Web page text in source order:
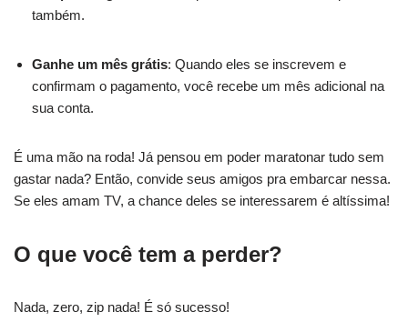
também.
Ganhe um mês grátis: Quando eles se inscrevem e
confirmam o pagamento, você recebe um mês adicional na
sua conta.
É uma mão na roda! Já pensou em poder maratonar tudo sem
gastar nada? Então, convide seus amigos pra embarcar nessa.
Se eles amam TV, a chance deles se interessarem é altíssima!
O que você tem a perder?
Nada, zero, zip nada! É só sucesso!